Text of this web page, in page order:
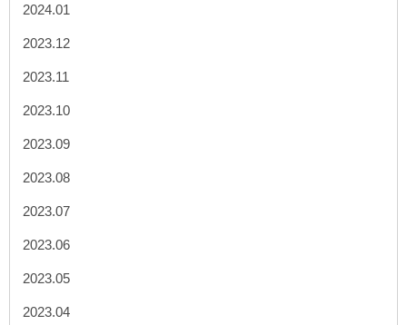
2024.01
2023.12
2023.11
2023.10
2023.09
2023.08
2023.07
2023.06
2023.05
2023.04